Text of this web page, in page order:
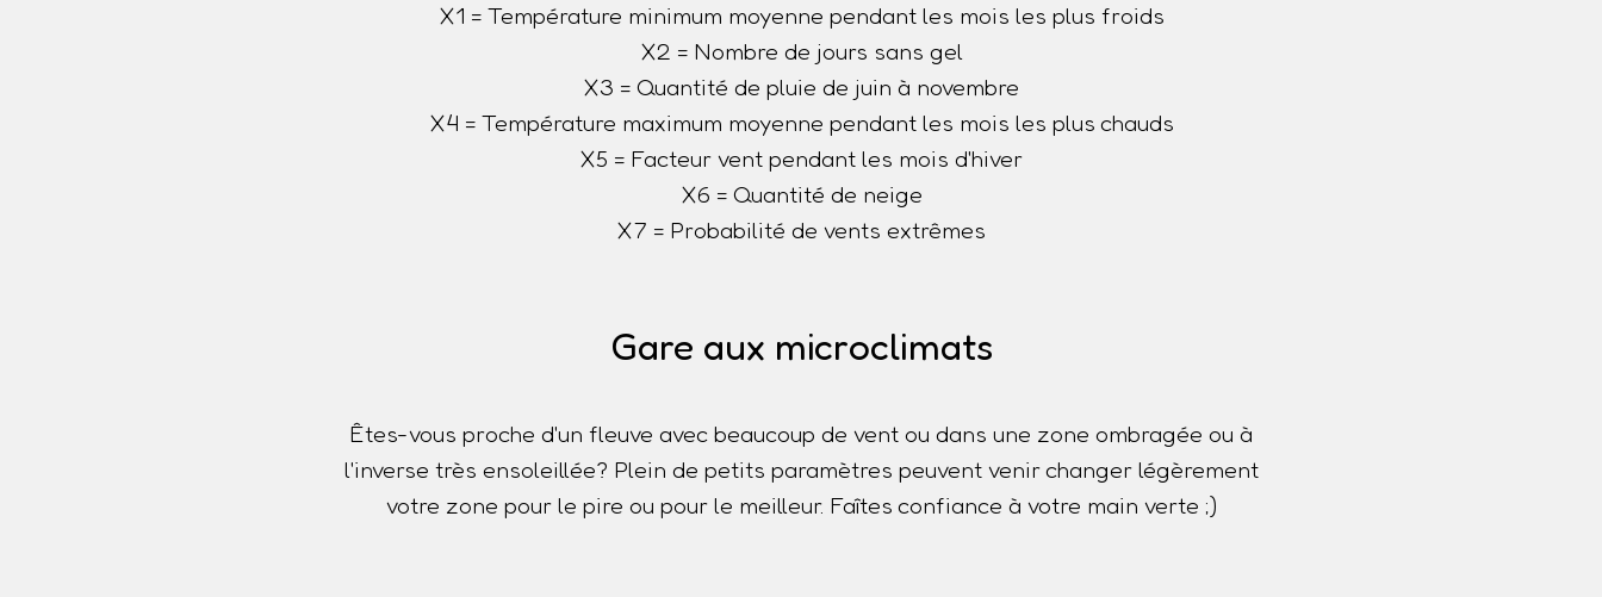
X1 = Température minimum moyenne pendant les mois les plus froids
X2 = Nombre de jours sans gel
X3 = Quantité de pluie de juin à novembre
X4 = Température maximum moyenne pendant les mois les plus chauds
X5 = Facteur vent pendant les mois d'hiver
X6 = Quantité de neige
X7 = Probabilité de vents extrêmes
Gare aux microclimats
Êtes-vous proche d'un fleuve avec beaucoup de vent ou dans une zone ombragée ou à
l'inverse très ensoleillée? Plein de petits paramètres peuvent venir changer légèrement
votre zone pour le pire ou pour le meilleur. Faîtes confiance à votre main verte ;)